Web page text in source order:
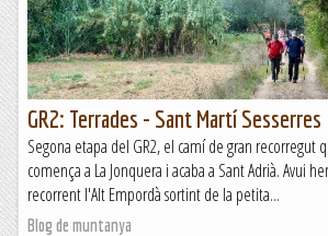
GR2: Terrades - Sant Martí Sesserres
Segona etapa del GR2, el camí de gran recorregut
comença a La Jonquera i acaba a Sant Adrià. Avui
recorrent l'Alt Empordà sortint de la petita...
Blog de muntanya